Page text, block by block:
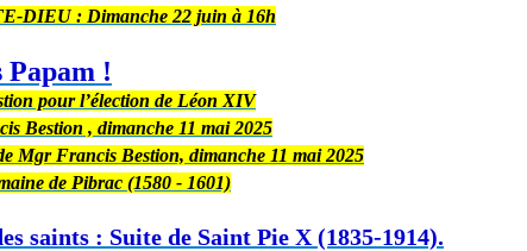
DIEU : Dimanche 22 juin à 16h
Papam !
pour l’élection de Léon XIV
Bestion , dimanche 11 mai 2025
Mgr Francis Bestion, dimanche 11 mai 2025
de Pibrac (1580 - 1601)
saints : Suite de Saint Pie X (1835-1914).